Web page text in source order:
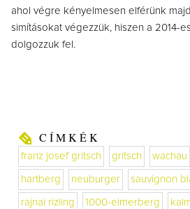
ahol végre kényelmesen elférünk
simításokat végezzük, hiszen a 2014-
dolgozzuk fel.
CÍMKÉK
franz josef gritsch gritsch wachau
hartberg neuburger sauvignon
rajnai rizling 1000-eimerberg